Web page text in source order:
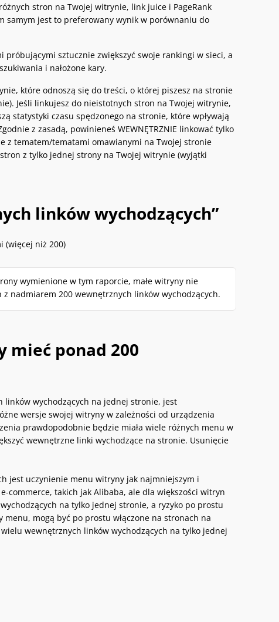
stron na Twojej witrynie, link juice i PageRank
samym jest to preferowany wynik w porównaniu do
sztucznie zwiększyć swoje rankingi w sieci, a
i nałożone kary.
które odnoszą się do treści, o której piszesz na stronie
Jeśli linkujesz do nieistotnych stron na Twojej witrynie,
statystyki czasu spędzonego na stronie, które wpływają
z zasadą, powinieneś WEWNĘTRZNIE linkować tylko
z tematem/tematami omawianymi na Twojej stronie
z tylko jednej strony na Twojej witrynie (wyjątki
linków wychodzących”
(więcej niż 200)
wymienione w tym raporcie, małe witryny nie
nadmiarem 200 wewnętrznych linków wychodzących.
mieć ponad 200
wychodzących na jednej stronie, jest
wersje swojej witryny w zależności od urządzenia
prawdopodobnie będzie miała wiele różnych menu w
wewnętrzne linki wychodzące na stronie. Usunięcie
jest uczynienie menu witryny jak najmniejszym i
commerce, takich jak Alibaba, ale dla większości witryn
na tylko jednej stronie, a ryzyko po prostu
mogą być po prostu włączone na stronach na
wewnętrznych linków wychodzących na tylko jednej